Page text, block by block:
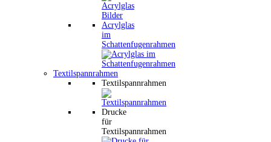
Acrylglas
im
Schattenfugenrahmen
Textilspannrahmen
Textilspannrahmen
Drucke
für
Textilspannrahmen